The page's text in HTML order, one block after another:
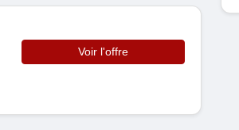
Voir l'offre